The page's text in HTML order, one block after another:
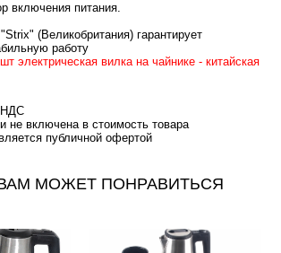
включения питания.
(Великобритания) гарантирует
работу
электрическая вилка на чайнике - китайская
НДС
не включена в стоимость товара
публичной офертой
МОЖЕТ ПОНРАВИТЬСЯ